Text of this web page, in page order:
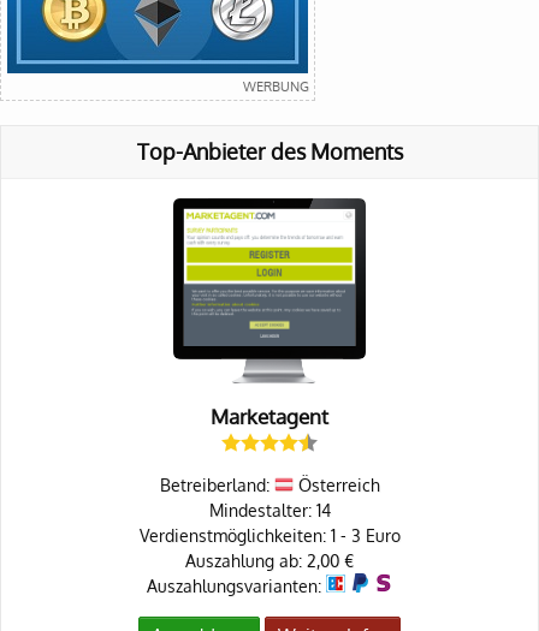
Top-Anbieter des Moments
Marketagent
Betreiberland:
Österreich
Mindestalter: 14
Verdienstmöglichkeiten: 1 - 3 Euro
Auszahlung ab: 2,00 €
Auszahlungsvarianten: